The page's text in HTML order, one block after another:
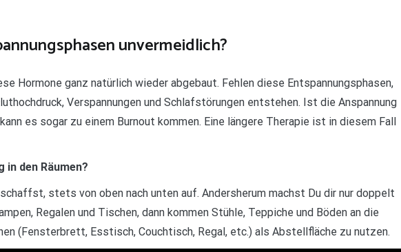
unvermeidlich?
Hormone ganz natürlich wieder abgebaut. Fehlen diese Entspannungsphasen,
Verspannungen und Schlafstörungen entstehen. Ist die Anspannung
es sogar zu einem Burnout kommen. Eine längere Therapie ist in diesem Fall
den Räumen?
schaffst, stets von oben nach unten auf. Andersherum machst Du dir nur doppelt
Regalen und Tischen, dann kommen Stühle, Teppiche und Böden an die
(Fensterbrett, Esstisch, Couchtisch, Regal, etc.) als Abstellfläche zu nutzen.